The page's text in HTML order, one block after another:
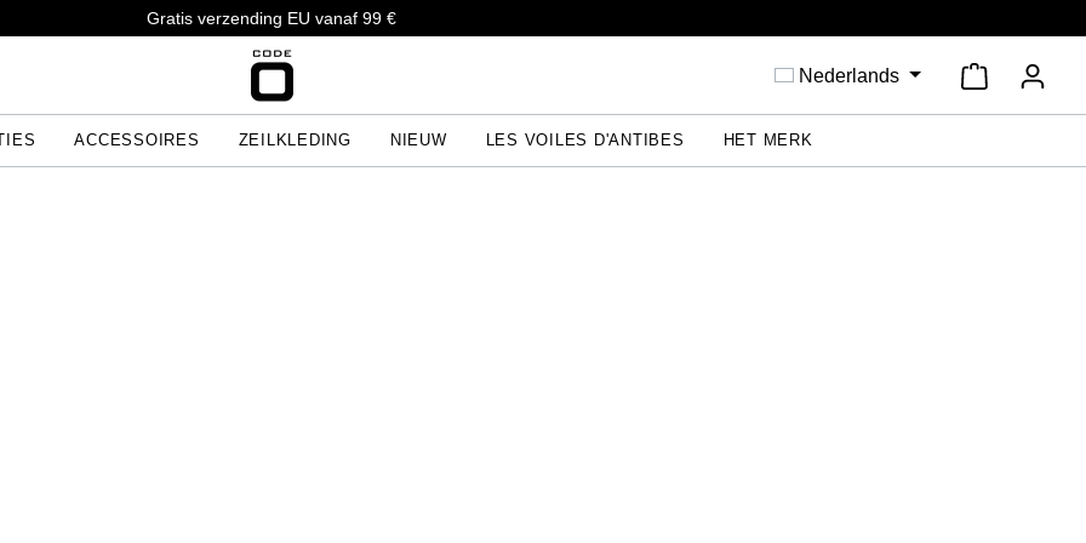
Gratis verzending EU vanaf 99 €
Nederlands
ACCESSOIRES ZEILKLEDING NIEUW LES VOILES D'ANTIBES HET MERK